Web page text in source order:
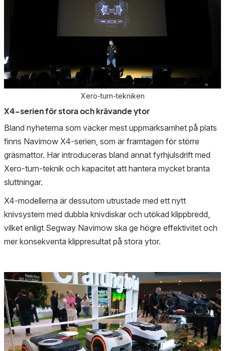
Xero-turn-tekniken
X4-serien för stora och krävande ytor
Bland nyheterna som väcker mest uppmärksamhet på plats
finns Navimow X4-serien, som är framtagen för större
gräsmattor. Här introduceras bland annat fyrhjulsdrift med
Xero-turn-teknik och kapacitet att hantera mycket branta
sluttningar.
X4-modellerna är dessutom utrustade med ett nytt
knivsystem med dubbla knivdiskar och utökad klippbredd,
vilket enligt Segway Navimow ska ge högre effektivitet och
mer konsekventa klippresultat på stora ytor.